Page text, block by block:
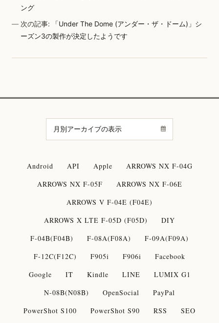
ング
次の記事:
「Under The Dome (アンダー・ザ・ドーム)」シ
ーズン3の製作が決定したようです
Android API Apple
ARROWS NX F-04G
ARROWS NX F-05F
ARROWS NX F-06E
ARROWS V F-04E (F04E)
ARROWS X LTE F-05D (F05D)
DIY
F-04B(F04B)
F-08A(F08A)
F-09A(F09A)
F-12C(F12C)
F905i F906i
Facebook
Google
IT Kindle LINE
LUMIX G1
N-08B(N08B)
OpenSocial
PayPal
PowerShot S100
PowerShot S90 RSS
SEO